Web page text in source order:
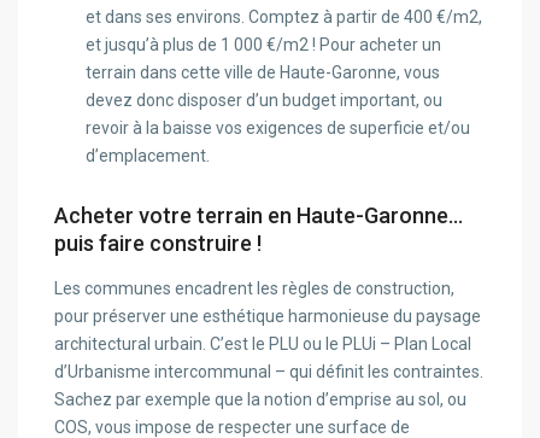
et dans ses environs. Comptez à partir de 400 €/m2,
et jusqu’à plus de 1 000 €/m2 ! Pour acheter un
terrain dans cette ville de Haute-Garonne, vous
devez donc disposer d’un budget important, ou
revoir à la baisse vos exigences de superficie et/ou
d’emplacement.
Acheter votre terrain en Haute-Garonne…
puis faire construire !
Les communes encadrent les règles de construction,
pour préserver une esthétique harmonieuse du paysage
architectural urbain. C’est le PLU ou le PLUi – Plan Local
d’Urbanisme intercommunal – qui définit les contraintes.
Sachez par exemple que la notion d’emprise au sol, ou
COS, vous impose de respecter une surface de